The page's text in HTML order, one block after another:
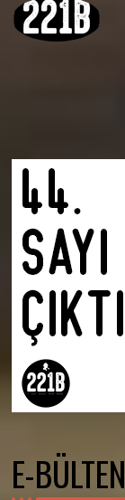
E-BÜLTEN